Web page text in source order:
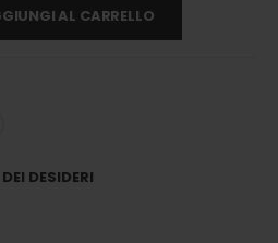
AL CARRELLO
DESIDERI